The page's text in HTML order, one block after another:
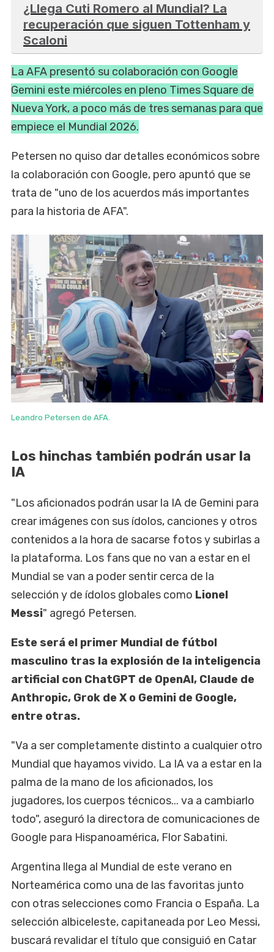
¿Llega Cuti Romero al Mundial? La
recuperación que siguen Tottenham y
Scaloni
La AFA presentó su colaboración con Google
Gemini este miércoles en pleno Times Square de
Nueva York, a poco más de tres semanas para que
empiece el Mundial 2026.
Petersen no quiso dar detalles económicos sobre
la colaboración con Google, pero apuntó que se
trata de "uno de los acuerdos más importantes
para la historia de AFA".
Leandro Petersen de AFA.
Los hinchas también podrán usar la
IA
"Los aficionados podrán usar la IA de Gemini para
crear imágenes con sus ídolos, canciones y otros
contenidos a la hora de sacarse fotos y subirlas a
la plataforma. Los fans que no van a estar en el
Mundial se van a poder sentir cerca de la
selección y de ídolos globales como Lionel
Messi" agregó Petersen.
Este será el primer Mundial de fútbol
masculino tras la explosión de la inteligencia
artificial con ChatGPT de OpenAI, Claude de
Anthropic, Grok de X o Gemini de Google,
entre otras.
"Va a ser completamente distinto a cualquier otro
Mundial que hayamos vivido. La IA va a estar en la
palma de la mano de los aficionados, los
jugadores, los cuerpos técnicos... va a cambiarlo
todo", aseguró la directora de comunicaciones de
Google para Hispanoamérica, Flor Sabatini.
Argentina llega al Mundial de este verano en
Norteamérica como una de las favoritas junto
con otras selecciones como Francia o España. La
selección albiceleste, capitaneada por Leo Messi,
buscará revalidar el título que consiguió en Catar